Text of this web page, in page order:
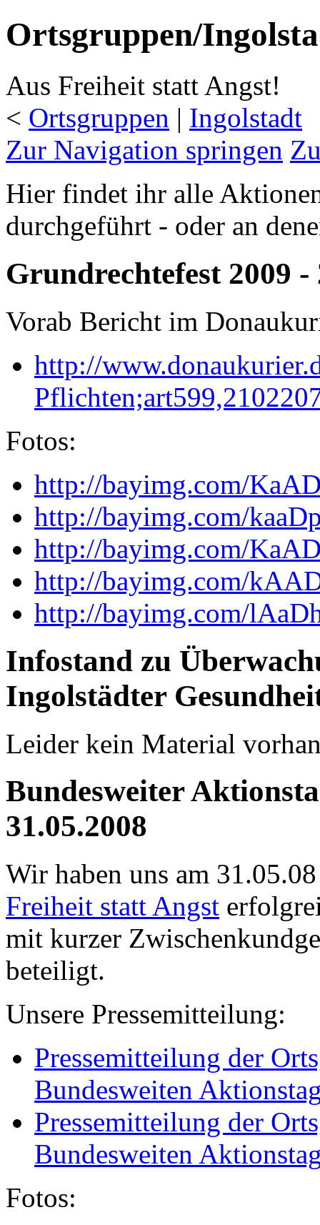
Ortsgruppen/
Aus Freiheit statt Angst!
< Ortsgruppen ‎ | Ingolstadt
Zur Navigation springen
Hier findet ihr alle
durchgeführt - oder an
Grundrechtefest 2009 -
Vorab Bericht im
http://
Fotos:
http://bayimg.com/
http://bayimg.com/
http://bayimg.com/
http://bayimg.com/
http://bayimg.com/
Infostand zu
Ingolstädter
Leider kein Material
Bundesweiter
31.05.2008
Wir haben uns am
Freiheit statt Angst
mit kurzer
beteiligt.
Unsere Pressemitteilung:
Pressemitteilung der
Bundesweiten
Pressemitteilung der
Bundesweiten
Fotos: